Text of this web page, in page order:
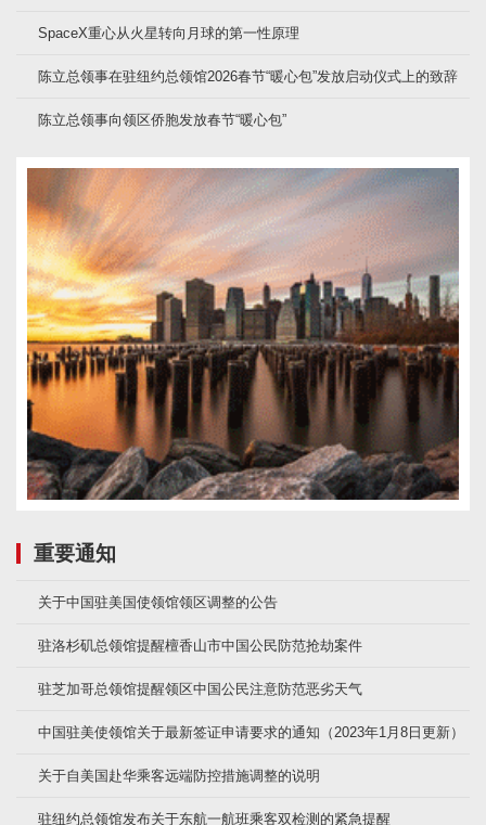
SpaceX重心从火星转向月球的第一性原理
陈立总领事在驻纽约总领馆2026春节“暖心包”发放启动仪式上的致辞
陈立总领事向领区侨胞发放春节“暖心包”
重要通知
关于中国驻美国使领馆领区调整的公告
驻洛杉矶总领馆提醒檀香山市中国公民防范抢劫案件
驻芝加哥总领馆提醒领区中国公民注意防范恶劣天气
中国驻美使领馆关于最新签证申请要求的通知（2023年1月8日更新）
关于自美国赴华乘客远端防控措施调整的说明
驻纽约总领馆发布关于东航一航班乘客双检测的紧急提醒